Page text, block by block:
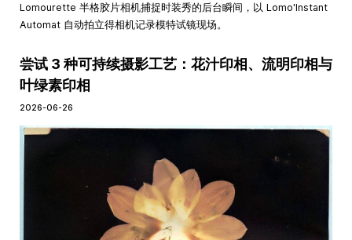
Lomourette 半格胶片相机捕捉时装秀的后台瞬间，以 Lomo'Instant
Automat 自动拍立得相机记录模特试镜现场。
尝试 3 种可持续摄影工艺：花汁印相、流明印相与
叶绿素印相
2026-06-26